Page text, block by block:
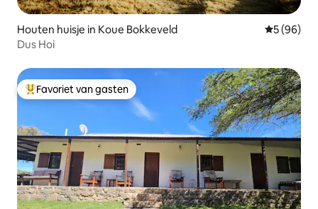
Houten huisje in Koue Bokkeveld
5 (96)
Dus Hoi
Topfavoriet van gasten
Favoriet van gasten